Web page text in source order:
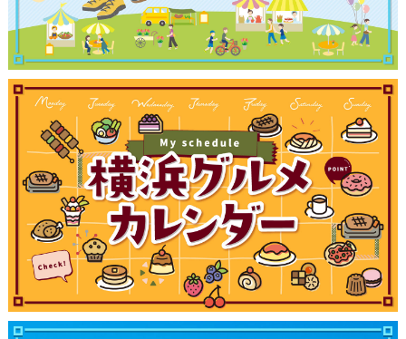
ランキング
ブログ記事
サイトについて